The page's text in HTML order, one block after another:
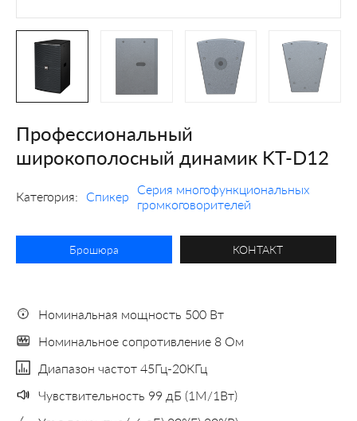
Профессиональный
широкополосный динамик KT-D12
Категория: Спикер
Серия многофункциональных
громкоговорителей
Брошюра КОНТАКТ
Номинальная мощность 500 Вт
Номинальное сопротивление 8 Ом
Диапазон частот 45Гц-20КГц
Чувствительность 99 дБ (1М/1Вт)